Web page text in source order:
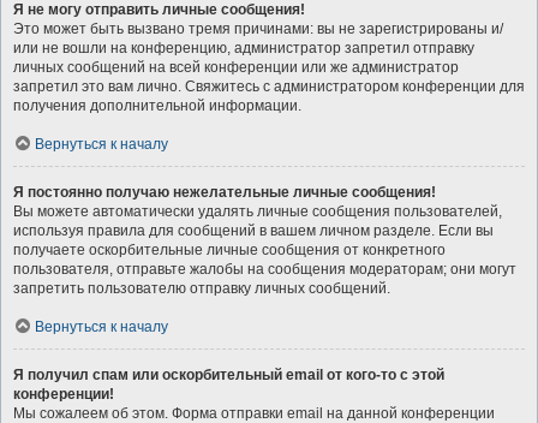
Я не могу отправить личные сообщения!
Это может быть вызвано тремя причинами: вы не зарегистрированы и/
или не вошли на конференцию, администратор запретил отправку
личных сообщений на всей конференции или же администратор
запретил это вам лично. Свяжитесь с администратором конференции для
получения дополнительной информации.
Вернуться к началу
Я постоянно получаю нежелательные личные сообщения!
Вы можете автоматически удалять личные сообщения пользователей,
используя правила для сообщений в вашем личном разделе. Если вы
получаете оскорбительные личные сообщения от конкретного
пользователя, отправьте жалобы на сообщения модераторам; они могут
запретить пользователю отправку личных сообщений.
Вернуться к началу
Я получил спам или оскорбительный email от кого-то с этой
конференции!
Мы сожалеем об этом. Форма отправки email на данной конференции